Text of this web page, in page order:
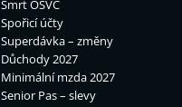
Smrt OSVČ
Spořicí účty
Superdávka – změny
Důchody 2027
Minimální mzda 2027
Senior Pas – slevy